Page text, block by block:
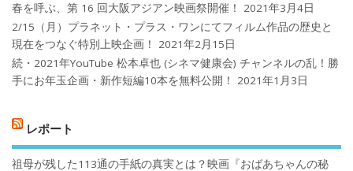
春を呼ぶ、第 16 回大阪アジアン映画祭開催！
2021年3月4日
2/15（月）プラネット・プラス・ワンにてフィルム作品の歴史と
現在をつなぐ特別上映企画！
2021年2月15日
続・2021年YouTube 松本卓也 (シネマ健康会) チャンネルの乱！勝
手にお年玉企画・新作短編10本を無料公開！
2021年1月3日
レポート
祖母が残した113通の手紙の真実とは？映画『おばあちゃんの秘